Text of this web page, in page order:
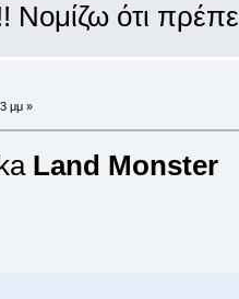
ότι
μμ »
Land Monster